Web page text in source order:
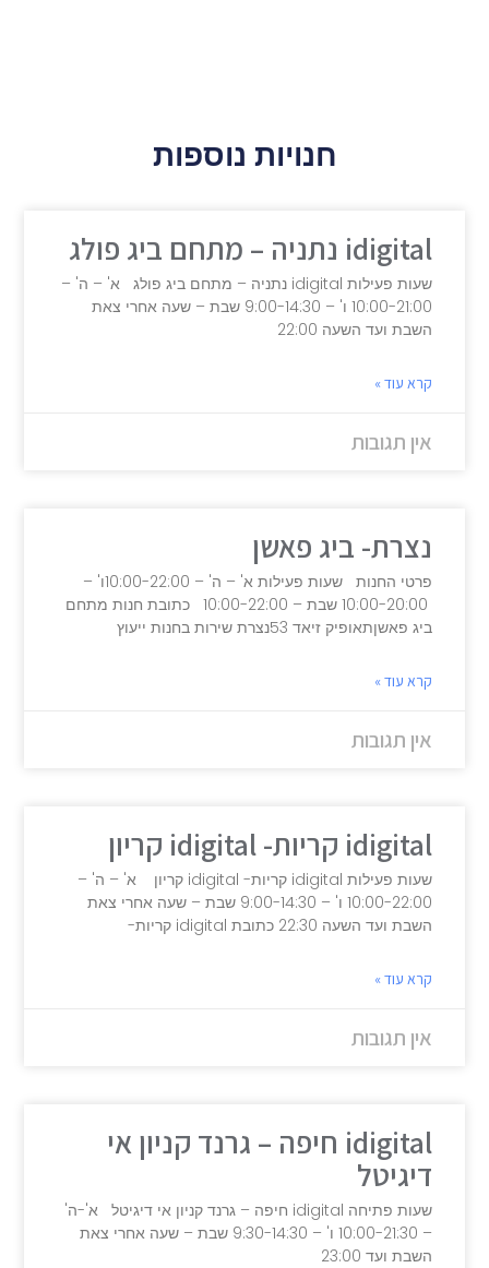
חנויות נוספות
idigital נתניה – מתחם ביג פולג
שעות פעילות idigital נתניה – מתחם ביג פולג א' – ה' –
10:00-21:00 ו' – 9:00-14:30 שבת – שעה אחרי צאת
השבת ועד השעה 22:00
קרא עוד »
אין תגובות
נצרת- ביג פאשן
פרטי החנות שעות פעילות א' – ה' – 10:00-22:00ו' –
10:00-20:00 שבת – 10:00-22:00 כתובת חנות מתחם
ביג פאשןתאופיק זיאד 53נצרת שירות בחנות ייעוץ
קרא עוד »
אין תגובות
idigital קריות- idigital קריון
שעות פעילות idigital קריות- idigital קריון א' – ה' –
10:00-22:00 ו' – 9:00-14:30 שבת – שעה אחרי צאת
השבת ועד השעה 22:30 כתובת idigital קריות-
קרא עוד »
אין תגובות
idigital חיפה – גרנד קניון אי
דיגיטל
שעות פתיחה idigital חיפה – גרנד קניון אי דיגיטל א'-ה'
– 10:00-21:30 ו' – 9:30-14:30 שבת – שעה אחרי צאת
השבת ועד 23:00